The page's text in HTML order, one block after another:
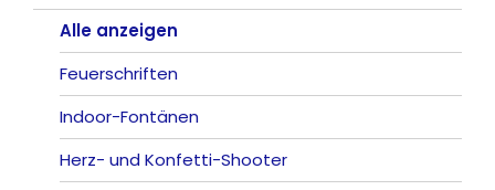
Feuervögel
Römische Lichter
Rauchartikel
Alle anzeigen
Feuerschriften
Indoor-Fontänen
Herz- und Konfetti-Shooter